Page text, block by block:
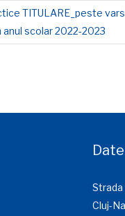
TITULARE_peste
scolar 2022-2023
Strada
Cluj-